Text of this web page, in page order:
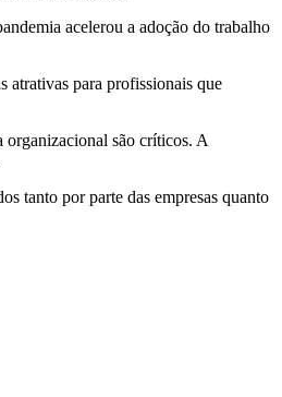
acelerou a adoção do trabalho
atrativas para profissionais que
organizacional são críticos. A
tanto por parte das empresas quanto